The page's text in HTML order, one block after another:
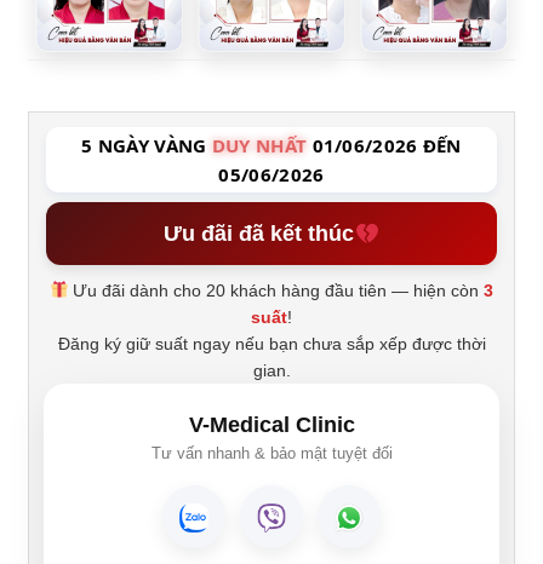
5 NGÀY VÀNG DUY NHẤT 01/06/2026 ĐẾN
05/06/2026
Ưu đãi đã kết thúc
Ưu đãi dành cho 20 khách hàng đầu tiên — hiện còn3
suất!
Đăng ký giữ suất ngay nếu bạn chưa sắp xếp được thời
gian.
V-Medical Clinic
Tư vấn nhanh & bảo mật tuyệt đối